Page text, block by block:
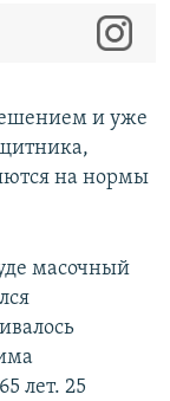
и уже
на нормы
масочный
лет. 25